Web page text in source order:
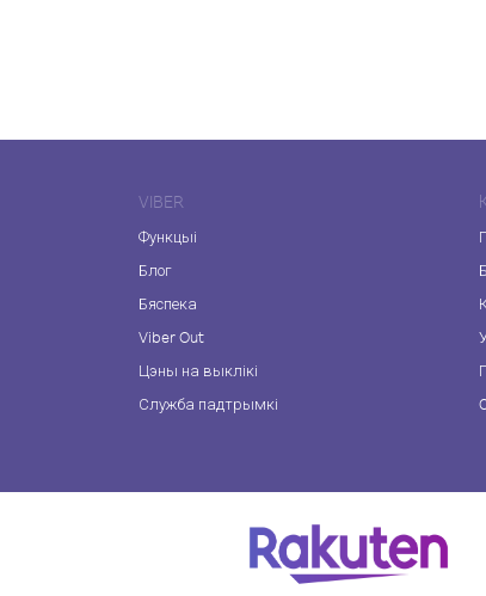
VIBER
Функцыі
Блог
Бяспека
Viber Out
Цэны на выклікі
Служба падтрымкі